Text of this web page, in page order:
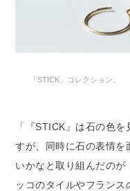
「STICK」コレクション。
「『STICK』は石の色
すが、同時に石の表情を
いかなと取り組んだのが
ッコのタイルやフラン